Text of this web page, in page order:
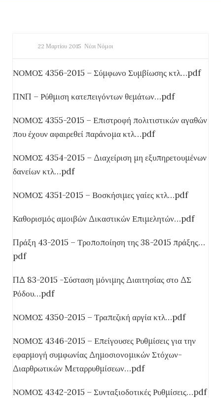
22 Μαρτίου 2015 Νέοι Νόμοι
ΝΟΜΟΣ 4356-2015 – Σύμφωνο Συμβίωσης κτλ…pdf
ΠΝΠ – Ρύθμιση κατεπειγόντων θεμάτων…pdf
ΝΟΜΟΣ 4355-2015 – Επιστροφή πολιτιστικών αγαθών
που έχουν αφαιρεθεί παράνομα κτλ…pdf
ΝΟΜΟΣ 4354-2015 – Διαχείριση μη εξυπηρετουμένων
δανείων κτλ…pdf
ΝΟΜΟΣ 4351-2015 – Βοσκήσιμες γαίες κτλ…pdf
Καθορισμός αμοιβών Δικαστικών Επιμελητών…pdf
Πράξη 43-2015 – Τροποποίηση της 38-2015 πράξης…
pdf
ΠΔ 83-2015 -Σύσταση μόνιμης Διαιτησίας στο ΔΣ
Ρόδου…pdf
ΝΟΜΟΣ 4350-2015 – Τραπεζική αργία κτλ…pdf
ΝΟΜΟΣ 4346-2015 – Επείγουσες Ρυθμίσεις για την
εφαρμογή συμφωνίας Δημοσιονομικών Στόχων-
Διαρθρωτικών Mεταρρυθμίσεων…pdf
ΝΟΜΟΣ 4342-2015 – Συνταξιοδοτικές Ρυθμίσεις…pdf